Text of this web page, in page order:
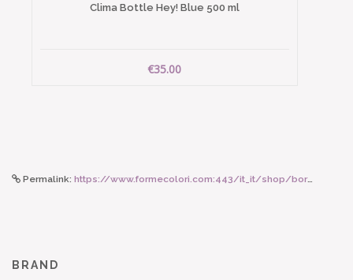
Clima Bottle Hey! Blue 500 ml
€35.00
Permalink: https://www.formecolori.com:443/it_it/shop/borse_e_zaini/zaini/susan_bijl_zaino_pieghevole_free_red_alert_medium/5333
BRAND